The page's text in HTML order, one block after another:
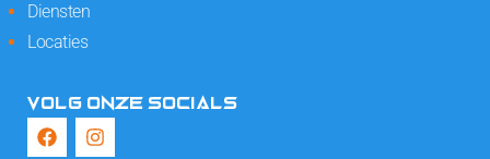
Diensten
Locaties
VOLG ONZE SOCIALS